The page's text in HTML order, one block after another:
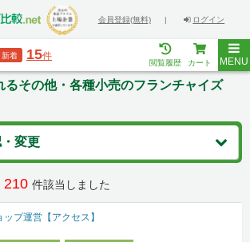
会員登録(無料) | ログイン
新着 15件
閲覧履歴 カート MENU
るその他・各種小売のフランチャイズ
変更
210 件該当しました
プ運営【アクセス】